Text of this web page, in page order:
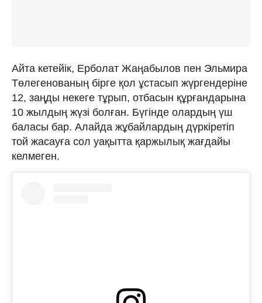
Айта кетейік, Ерболат Жаңабылов пен Эльмира
Төлегенованың бірге қол ұстасып жүргендеріне
12, заңды некеге тұрып, отбасын құрғандарына
10 жылдың жүзі болған. Бүгінде олардың үш
баласы бар. Алайда жұбайлардың дүркіретіп
той жасауға сол уақытта қаржылық жағдайы
келмеген.